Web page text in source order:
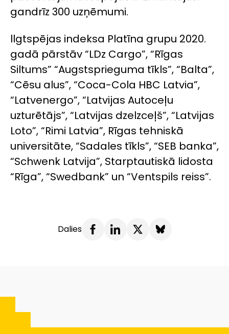
gandrīz 300 uzņēmumi.
llgtspējas indeksa Platīna grupu 2020.
gadā pārstāv “LDz Cargo”, “Rīgas
Siltums” “Augstsprieguma tīkls”, “Balta”,
“Cēsu alus”, “Coca-Cola HBC Latvia”,
“Latvenergo”, “Latvijas Autoceļu
uzturētājs”, “Latvijas dzelzceļš”, “Latvijas
Loto”, “Rimi Latvia”, Rīgas tehniskā
universitāte, “Sadales tīkls”, “SEB banka”,
“Schwenk Latvija”, Starptautiskā lidosta
“Rīga”, “Swedbank” un “Ventspils reiss”.
Dalies